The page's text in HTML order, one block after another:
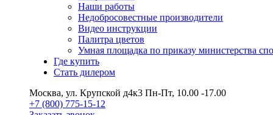
Наши работы
Недобросовестные производители
Видео инструкции
Палитра цветов
Умная площадка по приказу министерства
Где купить
Стать дилером
Москва, ул. Крупской д4к3 Пн-Пт, 10.00 -17.00
+7 (800) 775-15-12